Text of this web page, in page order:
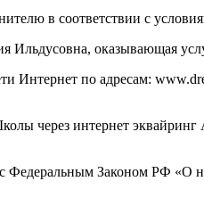
в соответствии с
Ильдусовна, оказывающая
по адресам:
через интернет
Федеральным Законом РФ «О